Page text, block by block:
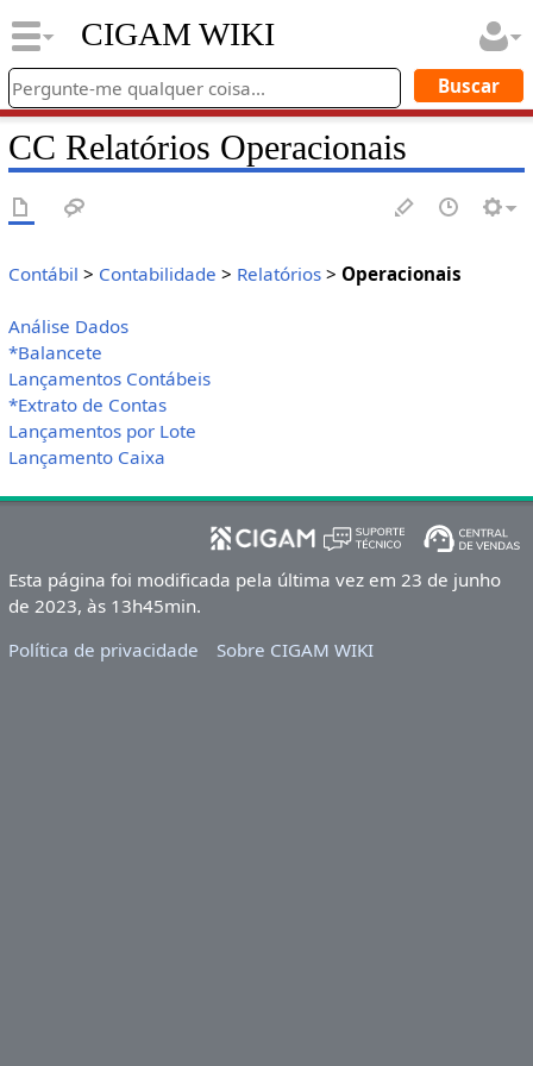
CIGAM WIKI
CC Relatórios Operacionais
Contábil > Contabilidade > Relatórios> Operacionais
Análise Dados
*Balancete
Lançamentos Contábeis
*Extrato de Contas
Lançamentos por Lote
Lançamento Caixa
Esta página foi modificada pela última vez em 23 de junho
de 2023, às 13h45min.
Política de privacidade
Sobre CIGAM WIKI